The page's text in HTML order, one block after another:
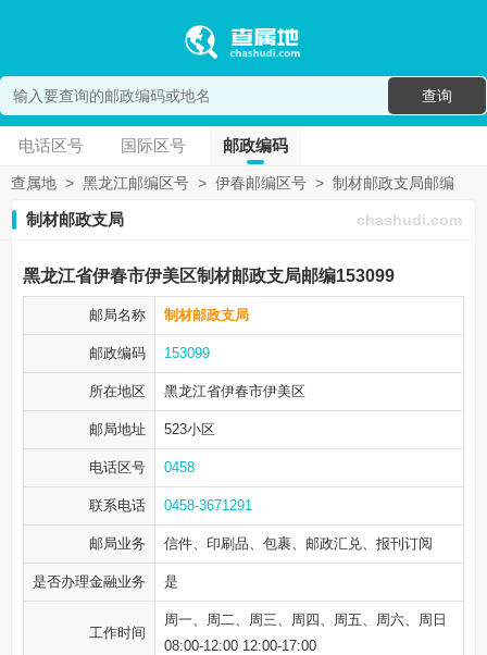
查询
电话区号 国际区号 邮政编码
查属地 > 黑龙江邮编区号 > 伊春邮编区号 > 制材邮政支局邮编
制材邮政支局 chashudi.com
黑龙江省伊春市伊美区制材邮政支局邮编153099
邮局名称 制材邮政支局
邮政编码 153099
所在地区 黑龙江省伊春市伊美区
邮局地址 523小区
电话区号 0458
联系电话 0458-3671291
邮局业务 信件、印刷品、包裹、邮政汇兑、报刊订阅
是否办理金融业务 是
工作时间
周一、周二、周三、周四、周五、周六、周日
08:00-12:00 12:00-17:00